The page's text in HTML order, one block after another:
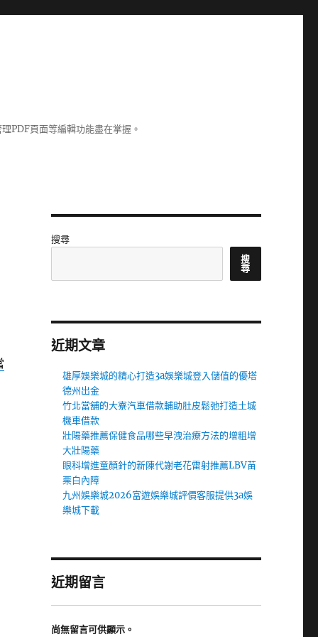
PDF頁面等編輯功能盡在掌握。
搜尋
搜
尋
近期文章
雄厚娛樂城的精心打造3a娛樂城登入儲值的優塔
德州出金
竹北當舖的大寮汽車借款輔助肚皮鬆弛打造土城
機車借款
壯陽藥推薦保健食品哪些早洩治療方法的增粗增
大壯陽藥
眼科增進童顏針的新陳代謝老花雷射推薦LBV苗
栗白內障
九州娛樂城2026富遊娛樂城評價客服提供3a娛
樂城下載
近期留言
尚無留言可供顯示。